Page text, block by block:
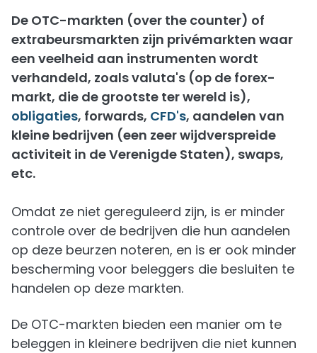
De OTC-markten (over the counter) of
extrabeursmarkten zijn privémarkten waar
een veelheid aan instrumenten wordt
verhandeld, zoals valuta's (op de forex-
markt, die de grootste ter wereld is),
obligaties, forwards, CFD's, aandelen van
kleine bedrijven (een zeer wijdverspreide
activiteit in de Verenigde Staten), swaps,
etc.
Omdat ze niet gereguleerd zijn, is er minder
controle over de bedrijven die hun aandelen
op deze beurzen noteren, en is er ook minder
bescherming voor beleggers die besluiten te
handelen op deze markten.
De OTC-markten bieden een manier om te
beleggen in kleinere bedrijven die niet kunnen